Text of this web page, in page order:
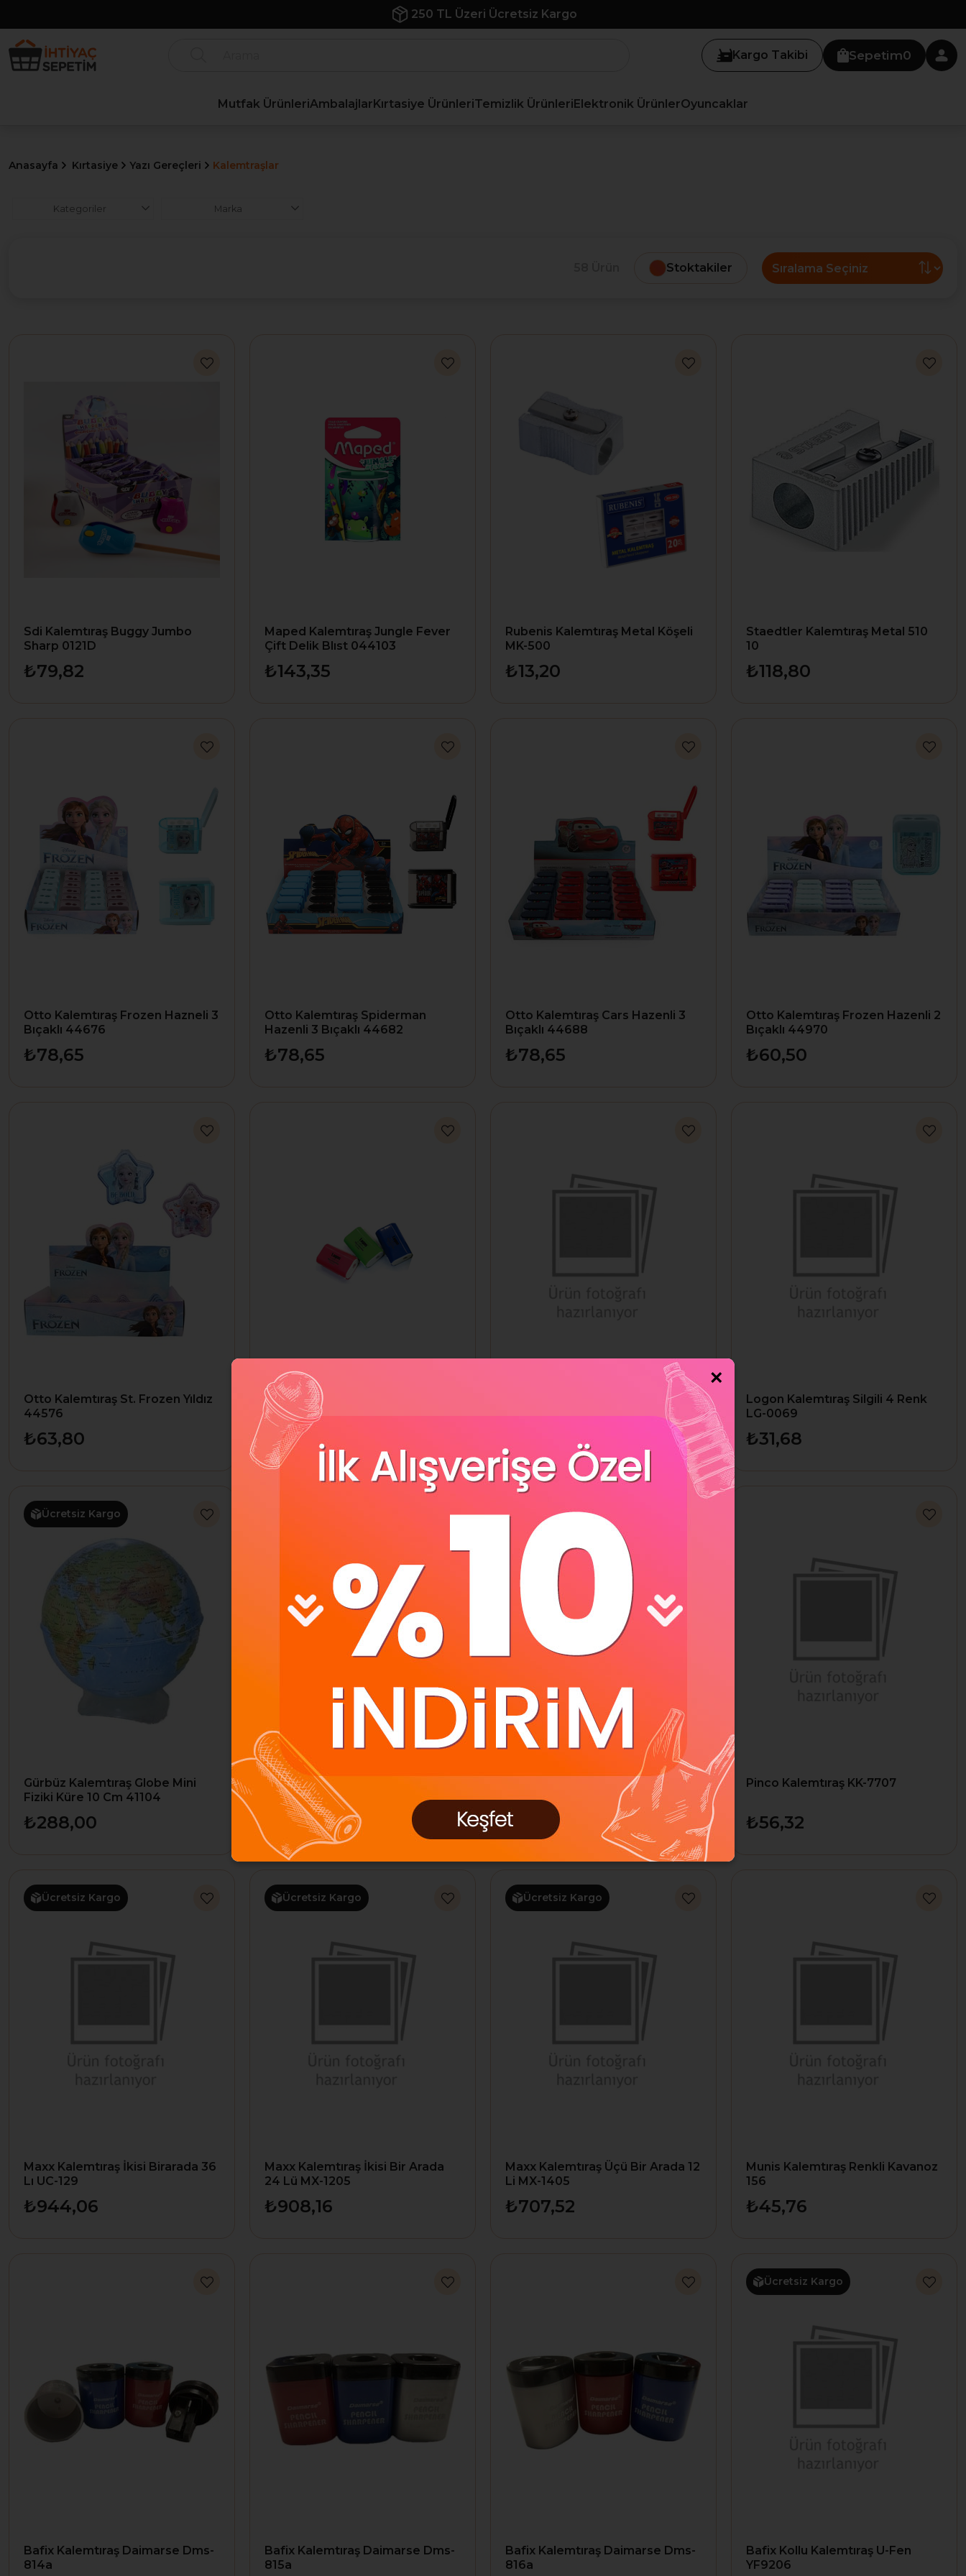
İlk Siparişe Özel %10 İndirim
Kargo Takibi Sepetim0
Mutfak ÜrünleriAmbalajlarKırtasiye ÜrünleriTemizlik ÜrünleriElektronik ÜrünlerOyuncaklar
Anasayfa Kırtasiye Yazı Gereçleri Kalemtraşlar
Kategoriler Marka
Stoktakiler
Sdi Kalemtıraş Buggy Jumbo
Sharp 0121D
₺79,82
Maped Kalemtıraş Jungle Fever
Çift Delik Blıst 044103
₺143,35
Rubenis Kalemtıraş Metal Köşeli
MK-500
₺13,20
Staedtler Kalemtıraş Metal 510
10
₺118,80
Otto Kalemtıraş Frozen Hazneli 3
Bıçaklı 44676
₺78,65
Otto Kalemtıraş Spiderman
Hazenli 3 Bıçaklı 44682
₺78,65
Otto Kalemtıraş Cars Hazenli 3
Bıçaklı 44688
₺78,65
Otto Kalemtıraş Frozen Hazenli 2
Bıçaklı 44970
₺60,50
Otto Kalemtıraş St. Frozen Yıldız
44576
₺63,80
Logon Kalemtıraş Silgili 4 Renk
LG-0065
₺70,40
Logon Kalemtıraş Silgili 4 Renk
Logon Kalemtıraş Silgili 4 Renk
LG-0069
₺31,68
Gürbüz Kalemtıraş Globe Mini
Fiziki Küre 10 Cm 41104
₺288,00
Ücretsiz Kargo
Gürbüz Kalemtıraş Globe Mini
Siyasi Küre 10 Cm 42104
₺288,00
Gürbüz Kalemtıraş Globe
Hayvanlı Küre 10 Cm 43104
₺288,00
Ücretsiz Kargo
Pinco Kalemtıraş KK-7707
₺56,32
Maxx Kalemtıraş İkisi Birarada 36
Lı UC-129
₺944,06
Ücretsiz Kargo
Maxx Kalemtıraş İkisi Bir Arada
24 Lü MX-1205
₺908,16
Ücretsiz Kargo
Maxx Kalemtıraş Üçü Bir Arada 12
Li MX-1405
₺707,52
Ücretsiz Kargo
Munis Kalemtıraş Renkli Kavanoz
156
₺45,76
Bafix Kalemtıraş Daimarse Dms-
814a
Bafix Kalemtıraş Daimarse Dms-
815a
Bafix Kalemtıraş Daimarse Dms-
816a
Bafix Kollu Kalemtıraş U-Fen
YF9206
Ücretsiz Kargo
×